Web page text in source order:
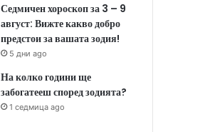
Седмичен хороскоп за 3 – 9
август: Вижте какво добро
предстои за вашата зодия!
5 дни ago
На колко години ще
забогатееш според зодията?
1 седмица ago